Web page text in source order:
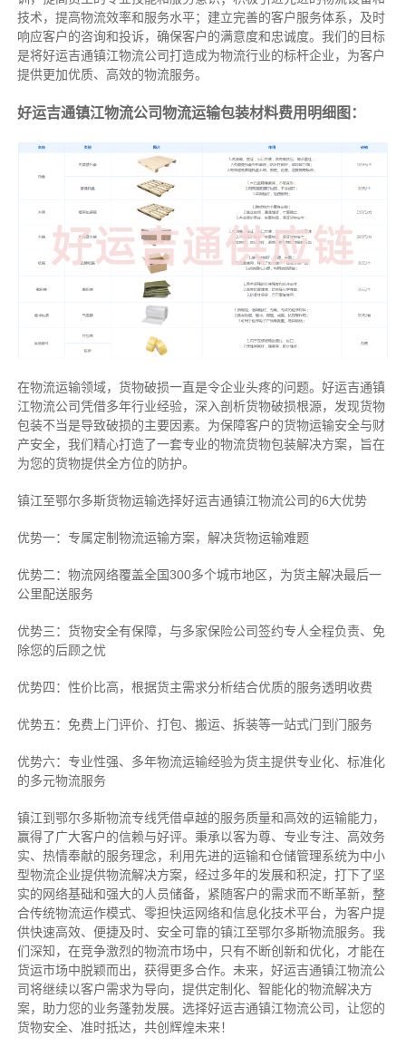
技术，提高物流效率和服务水平；建立完善的客户服务体系，及时
响应客户的咨询和投诉，确保客户的满意度和忠诚度。我们的目标
是将好运吉通镇江物流公司打造成为物流行业的标杆企业，为客户
提供更加优质、高效的物流服务。
好运吉通镇江物流公司物流运输包装材料费用明细图：
在物流运输领域，货物破损一直是令企业头疼的问题。好运吉通镇
江物流公司凭借多年行业经验，深入剖析货物破损根源，发现货物
包装不当是导致破损的主要因素。为保障客户的货物运输安全与财
产安全，我们精心打造了一套专业的物流货物包装解决方案，旨在
为您的货物提供全方位的防护。
镇江至鄂尔多斯货物运输选择好运吉通镇江物流公司的6大优势
优势一：专属定制物流运输方案，解决货物运输难题
优势二：物流网络覆盖全国300多个城市地区，为货主解决最后一
公里配送服务
优势三：货物安全有保障，与多家保险公司签约专人全程负责、免
除您的后顾之忧
优势四：性价比高，根据货主需求分析结合优质的服务透明收费
优势五：免费上门评价、打包、搬运、拆装等一站式门到门服务
优势六：专业性强、多年物流运输经验为货主提供专业化、标准化
的多元物流服务
镇江到鄂尔多斯物流专线凭借卓越的服务质量和高效的运输能力，
赢得了广大客户的信赖与好评。 秉承以客为尊、专业专注、高效务
实、热情奉献的服务理念，利用先进的运输和仓储管理系统为中小
型物流企业提供物流解决方案，经过多年的发展和积淀，打下了坚
实的网络基础和强大的人员储备，紧随客户的需求而不断革新，整
合传统物流运作模式、零担快运网络和信息化技术平台，为客户提
供快速高效、便捷及时、安全可靠的镇江至鄂尔多斯物流服务。 我
们深知，在竞争激烈的物流市场中，只有不断创新和优化，才能在
货运市场中脱颖而出，获得更多合作。 未来，好运吉通镇江物流公
司将继续以客户需求为导向，提供定制化、智能化的物流解决方
案，助力您的业务蓬勃发展。选择好运吉通镇江物流公司，让您的
货物安全、准时抵达，共创辉煌未来！